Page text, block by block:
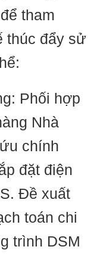
tham
thúc đẩy sử
Phối hợp
Nhà
chính
đặt điện
Đề xuất
toán chi
trình DSM